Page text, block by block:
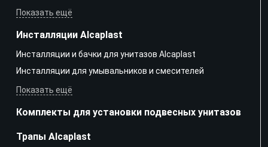
Показать ещё
Инсталляции Alcaplast
Инсталляции и бачки для унитазов Alcaplast
Инсталляции для умывальников и смесителей
Показать ещё
Комплекты для установки подвесных унитазов
Трапы Alcaplast